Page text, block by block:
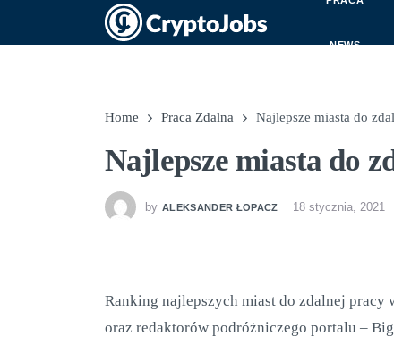
NEWS
Home Praca Zdalna Najlepsze miasta do
Najlepsze miasta do
by ALEKSANDER ŁOPACZ 18 stycznia, 2021
Ranking najlepszych miast do zdalnej
oraz redaktorów podróżniczego portalu –